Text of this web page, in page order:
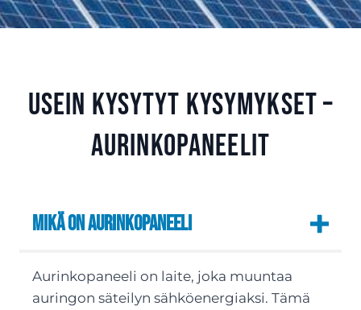
Usein kysytyt kysymykset –
aurinkopaneelit
Mikä on aurinkopaneeli
Aurinkopaneeli on laite, joka muuntaa
auringon säteilyn sähköenergiaksi. Tämä